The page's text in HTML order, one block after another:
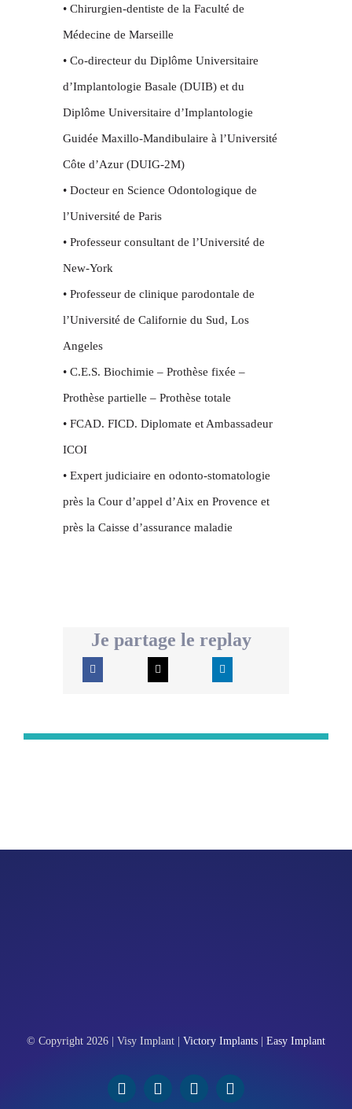
• Chirurgien-dentiste de la Faculté de
Médecine de Marseille
• Co-directeur du Diplôme Universitaire
d’Implantologie Basale (DUIB) et du
Diplôme Universitaire d’Implantologie
Guidée Maxillo-Mandibulaire à l’Université
Côte d’Azur (DUIG-2M)
• Docteur en Science Odontologique de
l’Université de Paris
• Professeur consultant de l’Université de
New-York
• Professeur de clinique parodontale de
l’Université de Californie du Sud, Los
Angeles
• C.E.S. Biochimie – Prothèse fixée –
Prothèse partielle – Prothèse totale
• FCAD. FICD. Diplomate et Ambassadeur
ICOI
• Expert judiciaire en odonto-stomatologie
près la Cour d’appel d’Aix en Provence et
près la Caisse d’assurance maladie
Je partage le replay
© Copyright 2026 | Visy Implant | Victory Implants Easy Implant